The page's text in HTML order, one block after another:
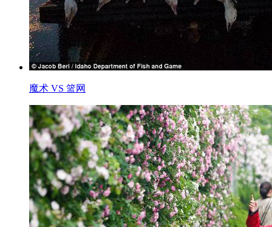
魔术 VS 篮网